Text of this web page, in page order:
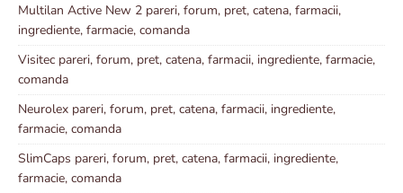
Multilan Active New 2 pareri, forum, pret, catena, farmacii,
ingrediente, farmacie, comanda
Visitec pareri, forum, pret, catena, farmacii, ingrediente, farmacie,
comanda
Neurolex pareri, forum, pret, catena, farmacii, ingrediente,
farmacie, comanda
SlimCaps pareri, forum, pret, catena, farmacii, ingrediente,
farmacie, comanda